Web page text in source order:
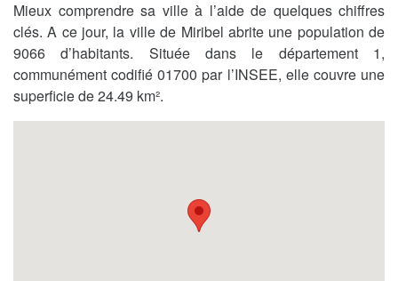
Mieux comprendre sa ville à l’aide de quelques chiffres
clés. A ce jour, la ville de Miribel abrite une population de
9066 d’habitants. Située dans le département 1,
communément codifié 01700 par l’INSEE, elle couvre une
superficie de 24.49 km².